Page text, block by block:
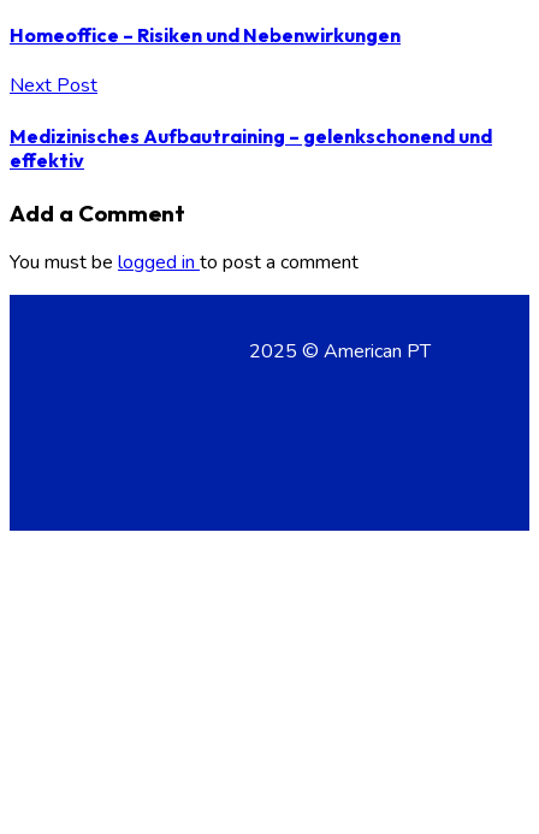
Homeoffice – Risiken und Nebenwirkungen
Next Post
Medizinisches Aufbautraining – gelenkschonend und
effektiv
Add a Comment
You must be logged in to post a comment
2025 © American PT